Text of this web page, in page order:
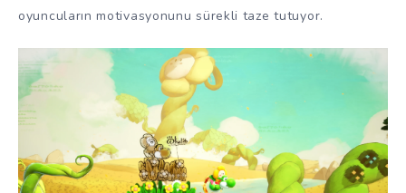
oyuncuların motivasyonunu sürekli taze tutuyor.